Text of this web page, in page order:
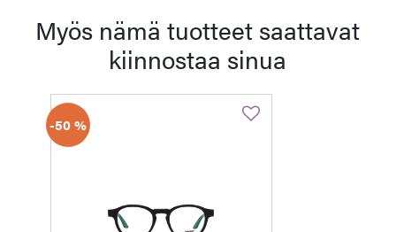
Myös nämä tuotteet saattavat
kiinnostaa sinua
-50 %